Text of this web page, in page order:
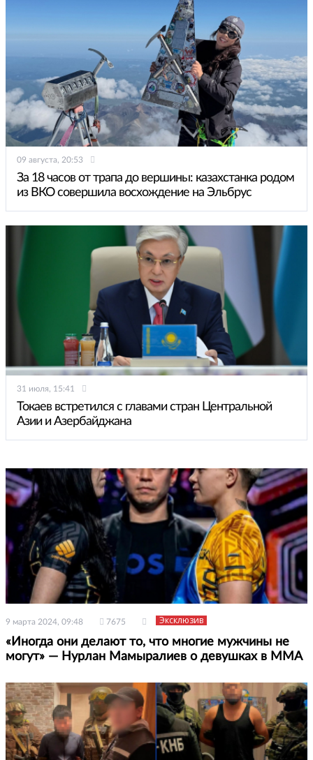
09 августа, 20:53
За 18 часов от трапа до вершины: казахстанка родом
из ВКО совершила восхождение на Эльбрус
31 июля, 15:41
Токаев встретился с главами стран Центральной
Азии и Азербайджана
9 марта 2024, 09:48 7675 Эксклюзив
«Иногда они делают то, что многие мужчины не
могут» — Нурлан Мамыралиев о девушках в ММА